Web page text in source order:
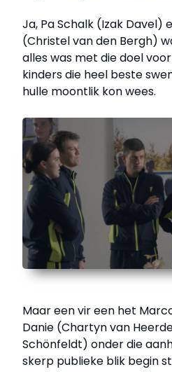
Ja, Pa Schalk (Izak Davel)
(Christel van den Bergh)
alles was met die doel
kinders die heel beste
hulle moontlik kon wees.
Maar een vir een het
Danie (Chartyn van
Schönfeldt) onder die
skerp publieke blik begin